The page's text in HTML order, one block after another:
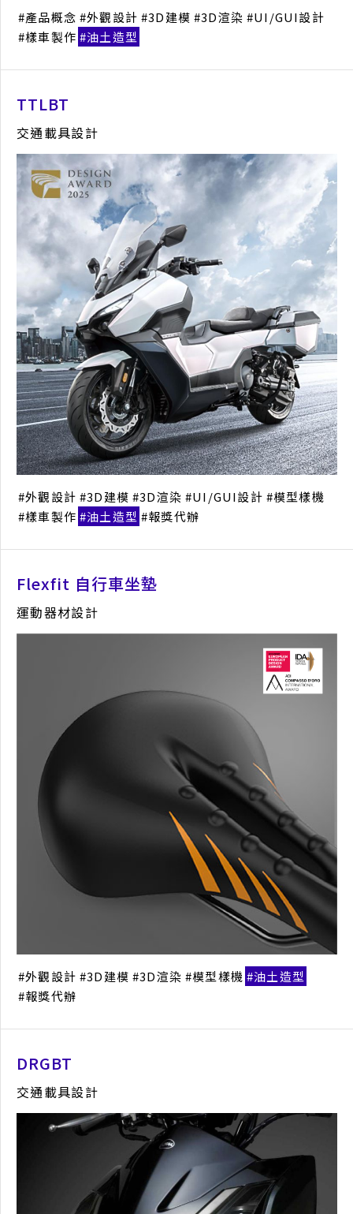
DRGBT
交通載具設計
產品概念 外觀設計 3D建模
3D渲染
UI/GUI設計
樣車製作 油土造型
臺北時裝週茶點禮盒
產品概念 平面設計 視覺設計
島嶼共脈茶禮盒設計
食品包裝設計
包裝設計
PE1 移動式電源
產品概念 外觀設計 3D建模 3D渲染
UI/GUI設計
樣車製作
油土造型
TTLBT
交通載具設計
外觀設計 3D建模 3D渲染 UI/GUI設計
模型樣機
樣車製作
油土造型 報獎代辦
Flexfit 自行車坐墊
運動器材設計
外觀設計 3D建模 3D渲染 模型樣機
油土造型
報獎代辦
DRGBT
交通載具設計